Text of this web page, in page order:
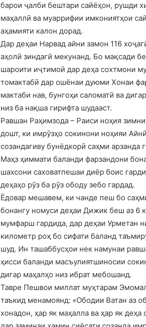
барои ҷалби бештари сайёҳон, рушди
маҳаллӣ ва муаррифии имкониятҳои
аҳамияти калон дорад.
Дар деҳаи Нарвад айни замон 116
аҳолӣ зиндагӣ мекунанд. Бо мақсади
шароити иҷтимоӣ дар деҳа сохтмони
томактабӣ дар ошёнаи дуюми Хонаи
мактаби нав, бунгоҳи саломатӣ ва
низ ба нақша гирифта шудааст.
Равшан Раҳимзода – Раиси ноҳия
дошт, ки имрӯзҳо сокинони ноҳияи
созандагиву бунёдкорӣ саҳми арзанда
Маҳз ҳиммати баланди фарзандони
шахсони саховатпешаи диёр боис
деҳаҳо рӯз ба рӯз ободу зебо гардад.
Ёдовар мешавем, ки чанде пеш бо
бонангу номуси деҳаи Дижик беш аз 6
мумфарш гардида, дар деҳаи Урметан
километр роҳ бо сифати баланд
шуд. Ин ташаббусҳои нек намунаи
ҳисси баланди масъулиятшиносии
дигар маҳалҳо низ ибрат мебошанд.
Тавре Пешвои миллат муҳтарам
таъкид менамоянд: «Ободии Ватан аз
хонадон, ҳар як маҳалла ва ҳар як